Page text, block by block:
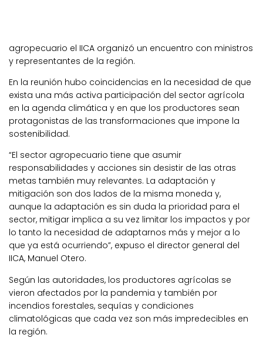
agropecuario el IICA organizó un encuentro con ministros
y representantes de la región.
En la reunión hubo coincidencias en la necesidad de que
exista una más activa participación del sector agrícola
en la agenda climática y en que los productores sean
protagonistas de las transformaciones que impone la
sostenibilidad.
“El sector agropecuario tiene que asumir
responsabilidades y acciones sin desistir de las otras
metas también muy relevantes. La adaptación y
mitigación son dos lados de la misma moneda y,
aunque la adaptación es sin duda la prioridad para el
sector, mitigar implica a su vez limitar los impactos y por
lo tanto la necesidad de adaptarnos más y mejor a lo
que ya está ocurriendo”, expuso el director general del
IICA, Manuel Otero.
Según las autoridades, los productores agrícolas se
vieron afectados por la pandemia y también por
incendios forestales, sequías y condiciones
climatológicas que cada vez son más impredecibles en
la región.